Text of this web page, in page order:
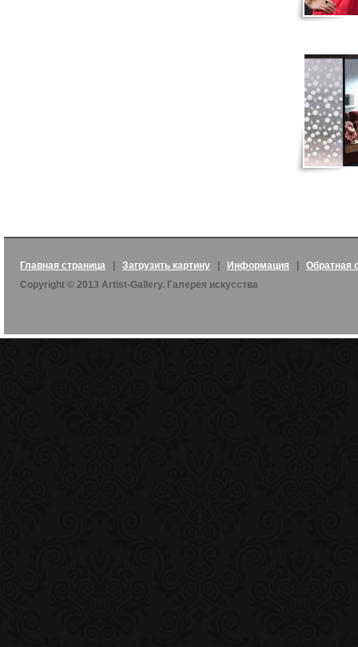
Главная страница Загрузить картину Информация
Обратная
Copyright © 2013 Artist-Gallery. Галерея искусства